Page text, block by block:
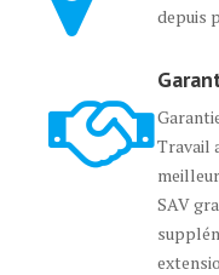
depuis
Travail
SAV